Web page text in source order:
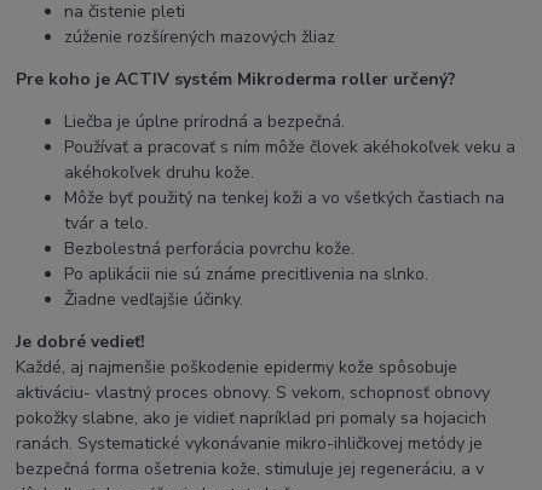
na čistenie pleti
zúženie rozšírených mazových žliaz
Pre koho je ACTIV systém Mikroderma roller určený?
Liečba je úplne prírodná a bezpečná.
Používať a pracovať s ním môže človek akéhokoľvek veku a
akéhokoľvek druhu kože.
Môže byť použitý na tenkej koži a vo všetkých častiach na
tvár a telo.
Bezbolestná perforácia povrchu kože.
Po aplikácii nie sú známe precitlivenia na slnko.
Žiadne vedľajšie účinky.
Je dobré vedieť!
Každé, aj najmenšie poškodenie epidermy kože spôsobuje
aktiváciu- vlastný proces obnovy. S vekom, schopnosť obnovy
pokožky slabne, ako je vidieť napríklad pri pomaly sa hojacich
ranách. Systematické vykonávanie mikro-ihličkovej metódy je
bezpečná forma ošetrenia kože, stimuluje jej regeneráciu, a v